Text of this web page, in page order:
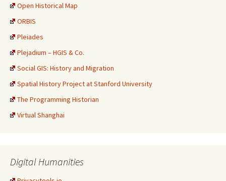
Open Historical Map
ORBIS
Pleiades
Plejadium – HGIS & Co.
Social GIS: History and Migration
Spatial History Project at Stanford University
The Programming Historian
Virtual Shanghai
Digital Humanities